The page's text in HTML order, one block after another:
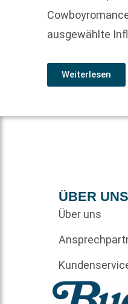
ausgewählte
Weiterlesen
ÜBER UNS
Über uns